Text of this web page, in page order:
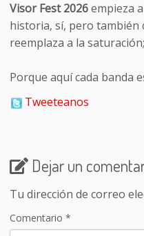
Visor Fest 2026empieza
historia, sí, pero también
reemplaza a la
Porque aquí cada banda
Tweeteanos
Dejar un
Tu dirección de correo
Comentario *